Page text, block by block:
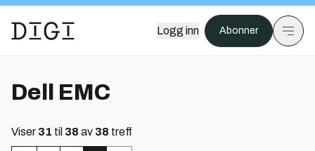
Logg inn Abonner
Dell EMC
Viser 31 til 38 av 38 treff